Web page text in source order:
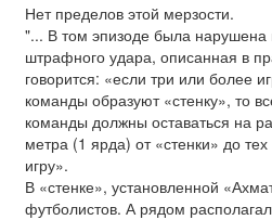
Нет пределов этой мерзости.
"... В том эпизоде была
штрафного удара, описанная в
говорится: «если три или более
команды образуют «стенку», то
команды должны оставаться на
метра (1 ярда) от «стенки» до
игру».
В «стенке», установленной
футболистов. А рядом